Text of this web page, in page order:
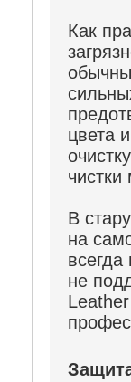
Как
цвета
В
на
не